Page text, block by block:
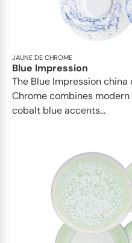
JAUNE DE CHROME
Blue Impression
The Blue Impression
Chrome combines
cobalt blue accents...